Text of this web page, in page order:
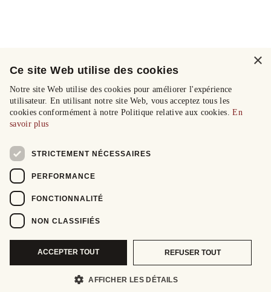
×
Ce site Web utilise des cookies
Notre site Web utilise des cookies pour améliorer l'expérience
utilisateur. En utilisant notre site Web, vous acceptez tous les
cookies conformément à notre Politique relative aux cookies.En
savoir plus
STRICTEMENT NÉCESSAIRES
PERFORMANCE
FONCTIONNALITÉ
NON CLASSIFIÉS
ACCEPTER TOUT REFUSER TOUT
AFFICHER LES DÉTAILS